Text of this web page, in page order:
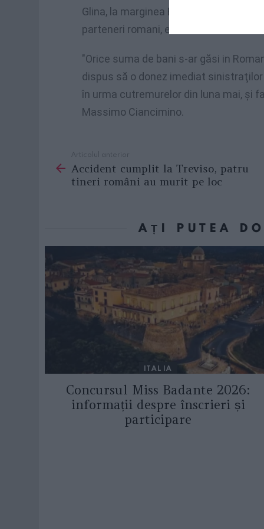
Glina, la marginea Bucureştiului,
parteneri romani, estimate la 300 de
"Orice suma de bani s-ar găsi in
dispus să o donez imediat
în urma cutremurelor din luna mai, şi
Massimo Ciancimino.
more
Articolul anterior
Accident cumplit la Treviso, patru
tineri români au murit pe loc
AȚI PUTEA
ITALIA
Concursul Miss Badante 2026:
informații despre înscrieri și
participare